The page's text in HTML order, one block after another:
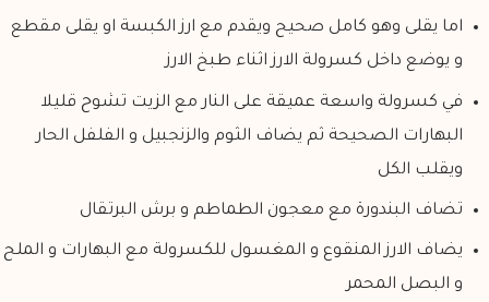
اما يقلى وهو كامل صحيح ويقدم مع ارز الكبسة او يقلى مقطع
و يوضع داخل كسرولة الارز اثناء طبخ الارز
في كسرولة واسعة عميقة على النار مع الزيت تشوح قليلا
البهارات الصحيحة ثم يضاف الثوم والزنجبيل و الفلفل الحار
ويقلب الكل
تضاف البندورة مع معجون الطماطم و برش البرتقال
يضاف الارز المنقوع و المغسول للكسرولة مع البهارات و الملح
و البصل المحمر